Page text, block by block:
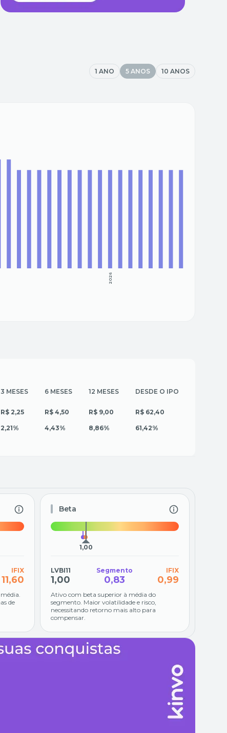
1 ANO 5 ANOS 10 ANOS
2026
3 MESES 6 MESES 12 MESES DESDE O IPO
R$ 2,25 R$ 4,50 R$ 9,00 R$ 62,40
2,21% 4,43% 8,86% 61,42%
IFIX
11,60
de
Beta
1,00
LVBI11
1,00
Segmento
0,83
IFIX
0,99
Ativo com beta superior à média do
segmento. Maior volatilidade e risco,
necessitando retorno mais alto para
compensar.